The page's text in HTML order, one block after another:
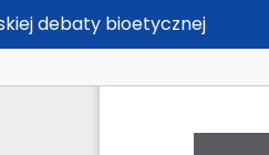
debaty bioetycznej